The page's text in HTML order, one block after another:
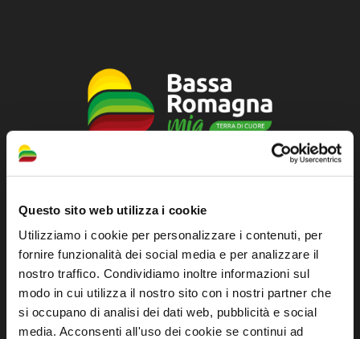
Questo sito web utilizza i cookie
Utilizziamo i cookie per personalizzare i contenuti, per
fornire funzionalità dei social media e per analizzare il
nostro traffico. Condividiamo inoltre informazioni sul
modo in cui utilizza il nostro sito con i nostri partner che
si occupano di analisi dei dati web, pubblicità e social
media. Acconsenti all'uso dei cookie se continui ad
Sito ufficiale di informazione turistica
Piazza della Libertà, 13
48012 Bagnacavallo (RA)
Tel. +39 0545 280898
turismo@unione.labassaromagna.it
P.IVA e Cod. Fiscale 02291370399